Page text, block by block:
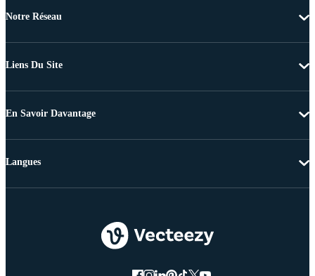
Notre Réseau
Liens Du Site
En Savoir Davantage
Langues